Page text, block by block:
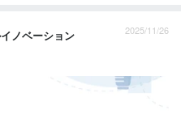
ノベーション 2025/11/26